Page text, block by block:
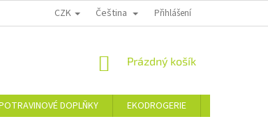
OCHRANY OSOBNÍCH ÚDAJŮ MOJE OBJEDNÁVKA
CZK Čeština Přihlášení
NÁKUPNÍ
Prázdný košík
DOPLŇKY EKODROGERIE